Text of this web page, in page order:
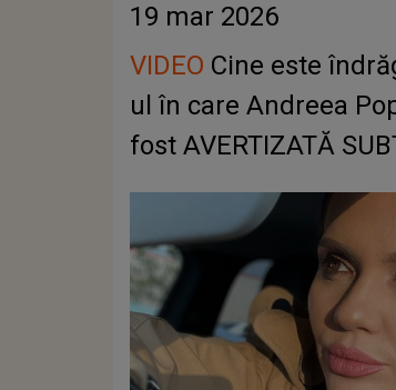
19 mar 2026
VIDEO Cine este
ul în care Andreea
fost AVERTIZATĂ